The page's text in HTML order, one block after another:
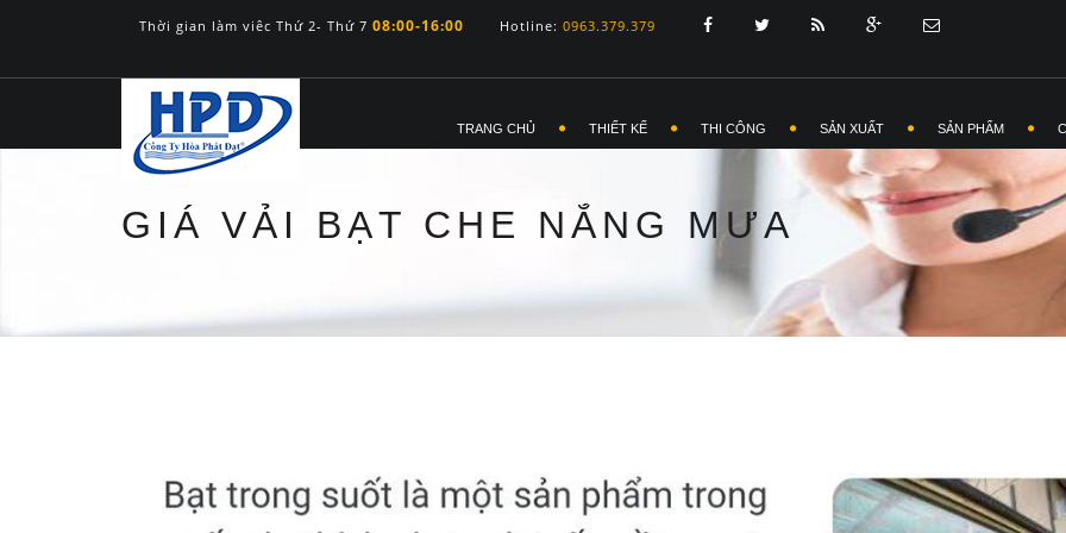
Thời gian làm viêc Thứ 2- Thứ 7 08:00-16:00 Hotline: 0963.379.379
TRANG CHỦ THIẾT KẾ THI CÔNG SẢN XUẤT SẢN PHẨM
GIÁ VẢI BẠT CHE NẮNG MƯA